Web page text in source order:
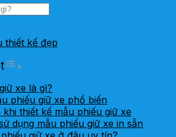
thiết kế đẹp
Toggle Table of Content
xe là gì?
phiếu giữ xe phổ biến
khi thiết kế mẫu phiếu giữ xe
dụng mẫu phiếu giữ xe in sẵn